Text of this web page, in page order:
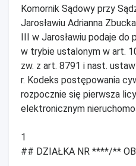
Komornik Sądowy przy
Jarosławiu Adrianna
III w Jarosławiu podaje do
w trybie ustalonym w art.
zw. z art. 8791 i nast.
r. Kodeks postępowania
rozpocznie się pierwsza
elektronicznym
1
## DZIAŁKA NR ****/**